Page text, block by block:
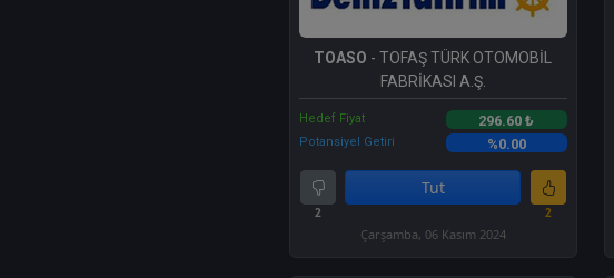
TOASO - TOFAŞ TÜRK OTOMOBİL
FABRİKASI A.Ş.
Hedef Fiyat 296.60 ₺
Potansiyel Getiri %0.00
2
Tut
2
Çarşamba, 06 Kasım 2024